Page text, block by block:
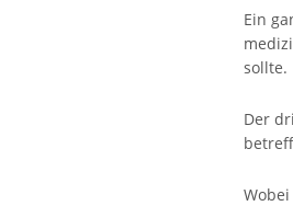
Ein
sollte.
Der